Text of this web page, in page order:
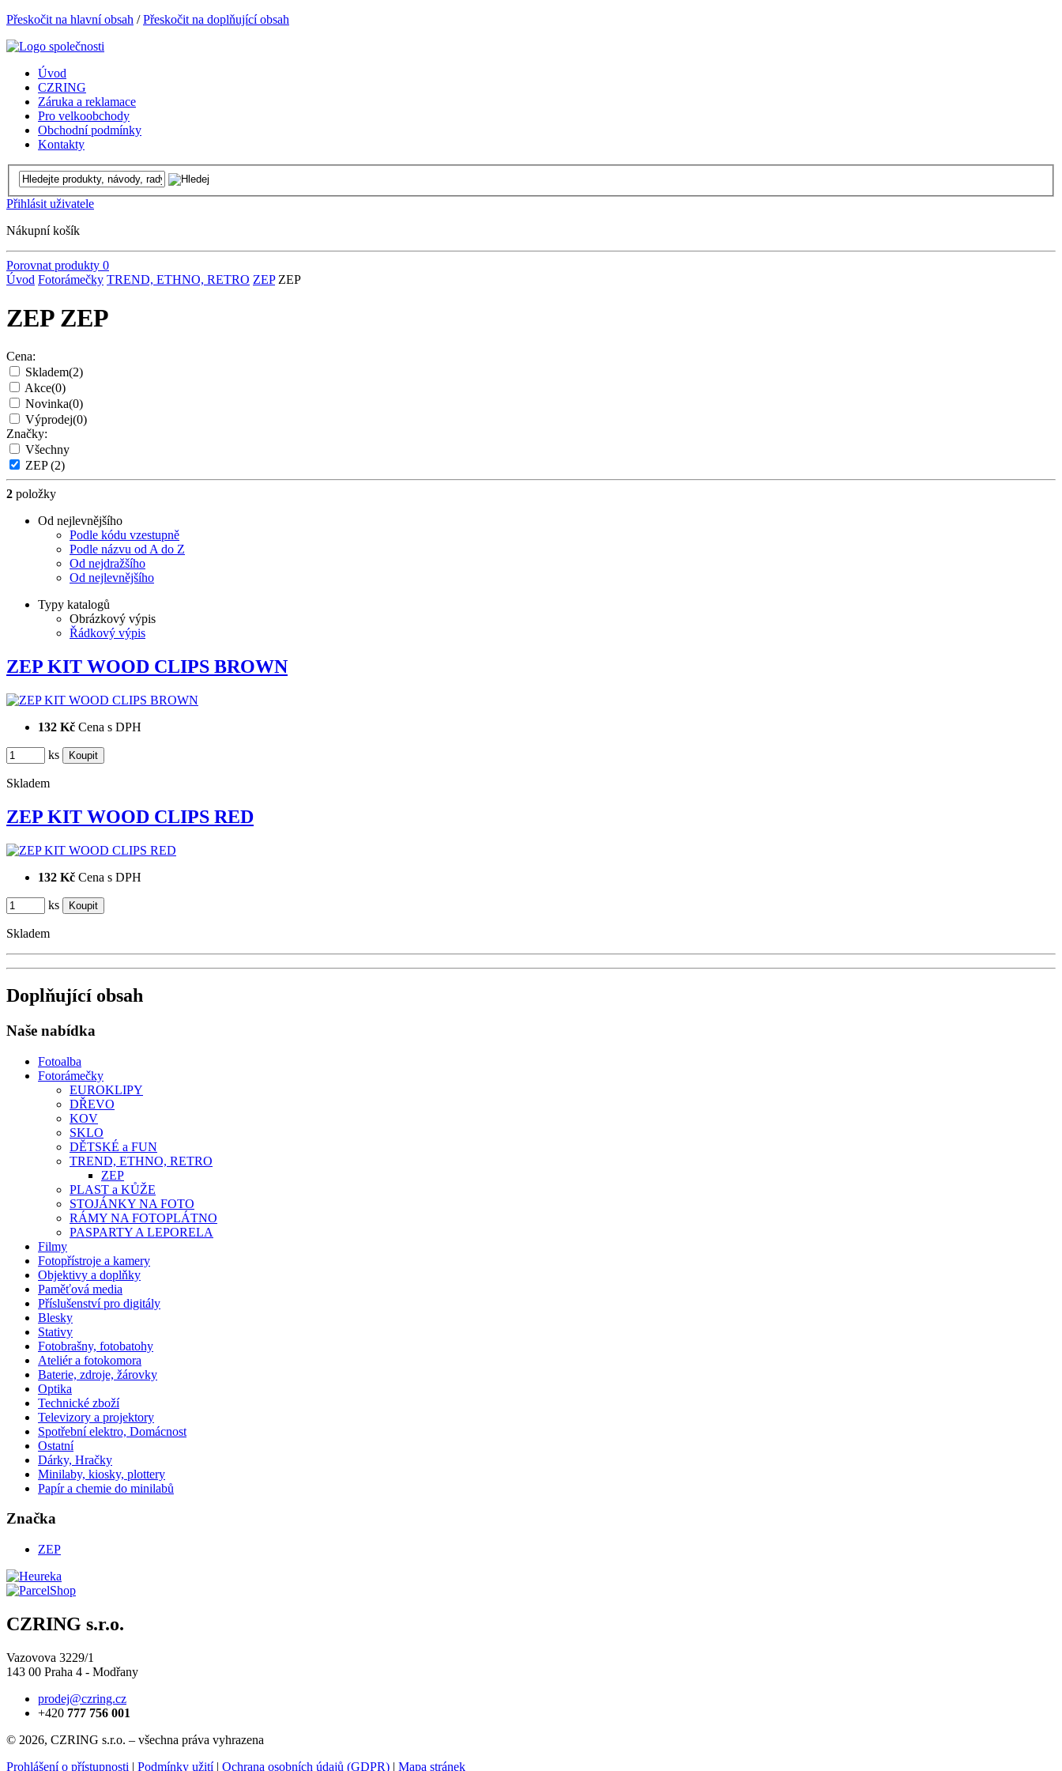
Přeskočit na hlavní obsah /Přeskočit na doplňující obsah
Úvod
CZRING
Záruka a reklamace
Pro velkoobchody
Obchodní podmínky
Kontakty
Přihlásit uživatele
Nákupní košík
Porovnat produkty 0
Úvod Fotorámečky TREND, ETHNO, RETRO ZEP ZEP
ZEP ZEP
Cena:
Skladem(2)
Akce(0)
Novinka(0)
Výprodej(0)
Značky:
Všechny
ZEP(2)
2 položky
Od nejlevnějšího
Podle kódu vzestupně
Podle názvu od A do Z
Od nejdražšího
Od nejlevnějšího
Typy katalogů
Obrázkový výpis
Řádkový výpis
ZEP KIT WOOD CLIPS BROWN
132 Kč Cena s DPH
ks
Skladem
ZEP KIT WOOD CLIPS RED
132 Kč Cena s DPH
ks
Skladem
Doplňující obsah
Naše nabídka
Fotoalba
Fotorámečky
EUROKLIPY
DŘEVO
KOV
SKLO
DĚTSKÉ a FUN
TREND, ETHNO, RETRO
ZEP
PLAST a KŮŽE
STOJÁNKY NA FOTO
RÁMY NA FOTOPLÁTNO
PASPARTY A LEPORELA
Filmy
Fotopřístroje a kamery
Objektivy a doplňky
Paměťová media
Příslušenství pro digitály
Blesky
Stativy
Fotobrašny, fotobatohy
Ateliér a fotokomora
Baterie, zdroje, žárovky
Optika
Technické zboží
Televizory a projektory
Spotřební elektro, Domácnost
Ostatní
Dárky, Hračky
Minilaby, kiosky, plottery
Papír a chemie do minilabů
Značka
ZEP
CZRING s.r.o.
Vazovova 3229/1
143 00 Praha 4 - Modřany
prodej@czring.cz
+420 777 756 001
© 2026, CZRING s.r.o. – všechna práva vyhrazena
Prohlášení o přístupnosti | Podmínky užití| Ochrana osobních údajů (GDPR) | Mapa stránek